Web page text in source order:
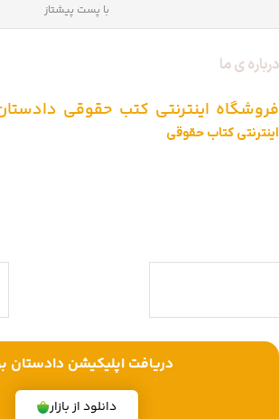
با پست پیشتاز
درباره ی ما
فروشگاه اینترنتی کتب حقوقی
اینترنتی کتاب حقوقی
دریافت اپلیکیشن دادستان
دانلود از بازار